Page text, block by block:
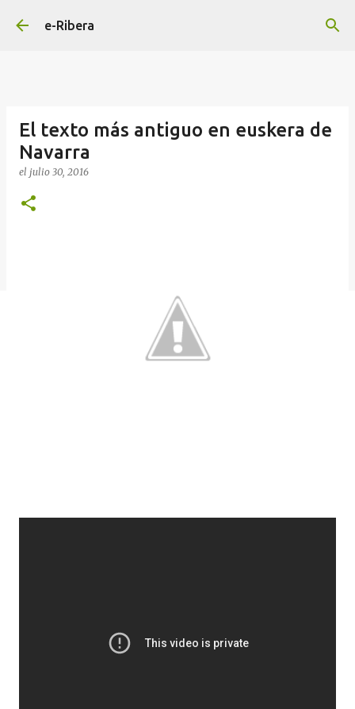
e-Ribera
El texto más antiguo en euskera de
Navarra
el julio 30, 2016